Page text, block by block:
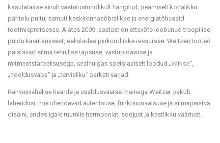
kasutatakse ainult vastutustundlikult hangitud, peamiselt kohalikku
päritolu puitu, samuti keskkonnasõbralikke ja energiatõhusaid
tootmisprotsesse. Alates 2009. aastast on ettevõte loobunud troopilise
puidu kasutamisest, eelistades piirkondlikke ressursse. Weitzeri tooted
paistavad silma tehnilise täpsuse, vastupidavuse ja
mitmeotstarbelisusega, sealhulgas spetsiaalselt loodud „vaikse“,
„hooldusvaba“ ja „tervisliku“ parketi sarjad.
Rahvusvahelise haarde ja usaldusväärse mainega Weitzer pakub
lahendusi, mis ühendavad autentsuse, funktsionaalsuse ja silmapaistva
disaini, andes igale ruumile harmooniat, soojust ja kestlikku väärtust.